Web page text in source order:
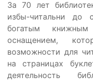
За 70 лет
избы-читальни до
богатым
оснащением,
возможности для
на страницах
деятельность